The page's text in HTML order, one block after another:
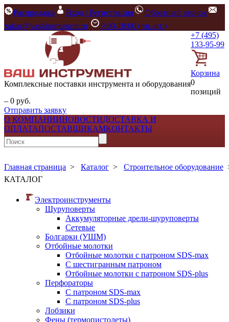
Распродажа Вход / Регистрация
Обратный звонок
zakaz@vashinstrument.ru
9:00-18:00 (пн.-пт.)
Комплексные поставки инструмента и оборудования
+7 (495)
133-95-99
Корзина
0
позиций
– 0 руб.
Отправить заявку
О КОМПАНИИНОВОСТИДОСТАВКА И
ОПЛАТАПОСТАВЩИКАМКОНТАКТЫ
Главная страница > Каталог > Строительное оборудование
КАТАЛОГ
Электроинструменты
Шуруповерты
Аккумуляторные дрели-шуруповерты
Сетевые
Болгарки (УШМ)
Отбойные молотки
Отбойные молотки с патроном SDS-max
С шестигранным патроном
Отбойные молотки с патроном SDS-plus
Перфораторы
С патроном SDS-max
С патроном SDS-plus
Лобзики
Фены (термопистолеты)